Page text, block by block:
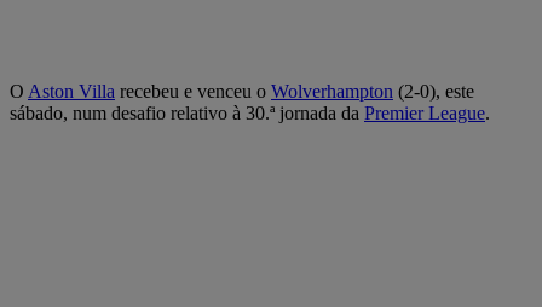
O Aston Villa recebeu e venceu o Wolverhampton (2-0), este
sábado, num desafio relativo à 30.ª jornada da Premier League.